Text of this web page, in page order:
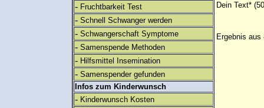
- Fruchtbarkeit Test
- Schnell Schwanger werden
- Schwangerschaft Symptome
- Samenspende Methoden
- Hilfsmittel Insemination
- Samenspender gefunden
Infos zum Kinderwunsch
- Kinderwunsch Kosten
Dein Text*
Ergebnis aus